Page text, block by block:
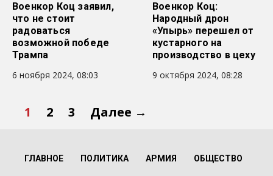
Военкор Коц заявил,
что не стоит
радоваться
возможной победе
Трампа
6 ноября 2024, 08:03
Военкор Коц:
Народный дрон
«Упырь» перешел от
кустарного на
производство в цеху
9 октября 2024, 08:28
1 2 3 Далее →
ГЛАВНОЕ ПОЛИТИКА АРМИЯ ОБЩЕСТВО